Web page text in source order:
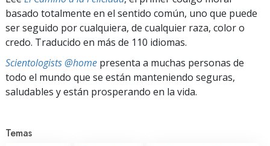
basado totalmente en el sentido común, uno que puede
ser seguido por cualquiera, de cualquier raza, color o
credo. Traducido en más de 110 idiomas.
Scientologists @home presenta a muchas personas de
todo el mundo que se están manteniendo seguras,
saludables y están prosperando en la vida.
Temas